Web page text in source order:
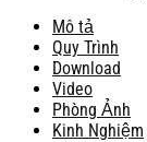
Mô tả
Quy Trình
Download
Video
Phòng Ảnh
Kinh Nghiệm